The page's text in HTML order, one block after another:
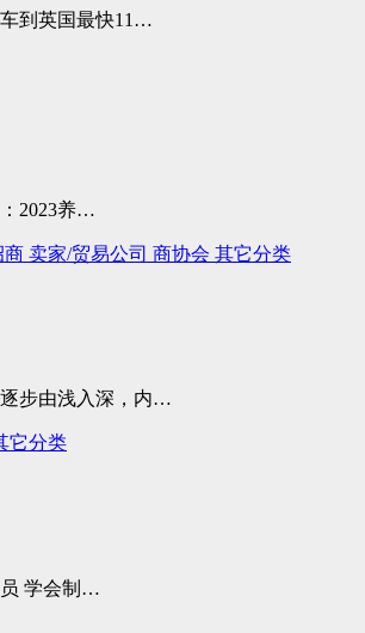
到英国最快11…
2023养…
商 卖家/贸易公司 商协会 其它分类
步由浅入深，内…
它分类
员 学会制…